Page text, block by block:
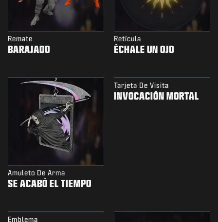
Remate
BARAJADO
Retícula
ÉCHALE UN OJO
Amuleto De Arma
SE ACABÓ EL TIEMPO
Tarjeta De Visita
INVOCACIÓN MORTAL
Emblema